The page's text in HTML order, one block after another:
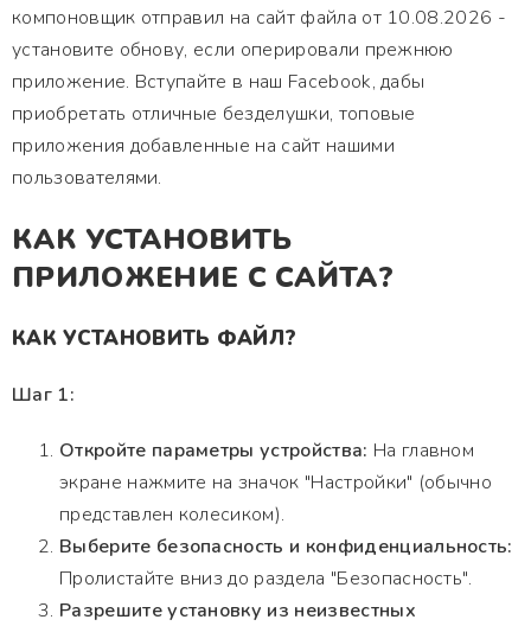
компоновщик отправил на сайт файла от 10.08.2026 -
установите обнову, если оперировали прежнюю
приложение. Вступайте в наш Facebook, дабы
приобретать отличные безделушки, топовые
приложения добавленные на сайт нашими
пользователями.
КАК УСТАНОВИТЬ
ПРИЛОЖЕНИЕ С САЙТА?
КАК УСТАНОВИТЬ ФАЙЛ?
Шаг 1:
Откройте параметры устройства: На главном
экране нажмите на значок "Настройки" (обычно
представлен колесиком).
Выберите безопасность и конфиденциальность:
Пролистайте вниз до раздела "Безопасность".
Разрешите установку из неизвестных